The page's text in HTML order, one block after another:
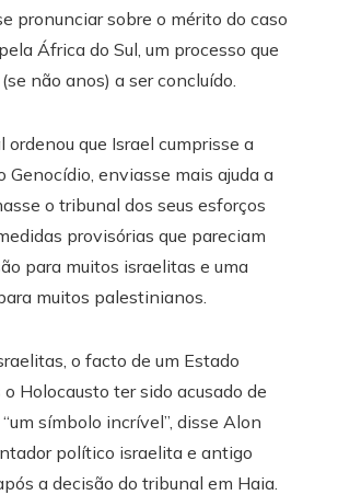
pronunciar sobre o mérito do caso
África do Sul, um processo que
não anos) a ser concluído.
ordenou que Israel cumprisse a
Genocídio, enviasse mais ajuda a
o tribunal dos seus esforços
provisórias que pareciam
para muitos israelitas e uma
muitos palestinianos.
o facto de um Estado
Holocausto ter sido acusado de
símbolo incrível”, disse Alon
político israelita e antigo
a decisão do tribunal em Haia.